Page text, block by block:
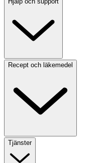
Recept och läkemedel
Tjänster